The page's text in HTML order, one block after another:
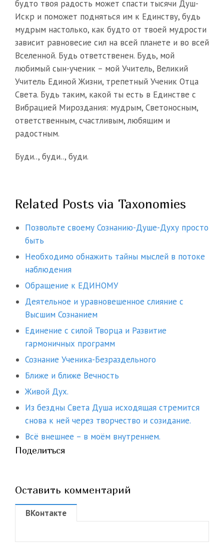
будто твоя радость может спасти тысячи Душ-
Искр и поможет подняться им к Единству, будь
мудрым настолько, как будто от твоей мудрости
зависит равновесие сил на всей планете и во всей
Вселенной. Будь ответственен. Будь, мой
любимый сын-ученик – мой Учитель, Великий
Учитель Единой Жизни, трепетный Ученик Отца
Света. Будь таким, какой ты есть в Единстве с
Вибрацией Мироздания: мудрым, Светоносным,
ответственным, счастливым, любящим и
радостным.
Буди.., буди.., буди.
Related Posts via Taxonomies
Позвольте своему Сознанию-Душе-Духу просто
быть
Необходимо обнажить тайны мыслей в потоке
наблюдения
Обращение к ЕДИНОМУ
Деятельное и уравновешенное слияние с
Высшим Сознанием
Единение с силой Творца и Развитие
гармоничных программ
Сознание Ученика-Безраздельного
Ближе и ближе Вечность
Живой Дух.
Из бездны Света Душа исходящая стремится
снова к ней через творчество и созидание.
Всё внешнее – в моём внутреннем.
Поделиться
Оставить комментарий
ВКонтакте